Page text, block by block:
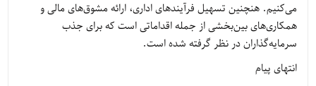
می‌کنیم. هنچنین تسهیل فرآیندهای اداری، ارائه مشوق‌های مالی و
همکاری‌های بین‌بخشی از جمله اقداماتی است که برای جذب
سرمایه‌گذاران در نظر گرفته شده است.
انتهای پیام